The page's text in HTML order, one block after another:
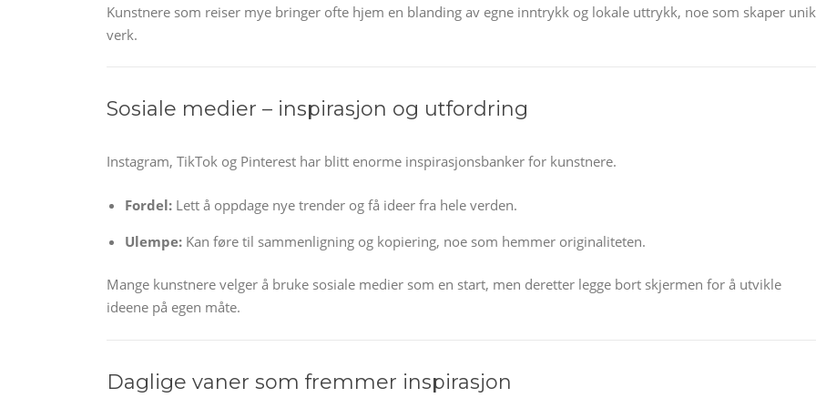
Kunstnere som reiser mye bringer ofte hjem en blanding av egne inntrykk og lokale uttrykk, noe som skaper
verk.
Sosiale medier – inspirasjon og utfordring
Instagram, TikTok og Pinterest har blitt enorme inspirasjonsbanker for kunstnere.
Fordel: Lett å oppdage nye trender og få ideer fra hele verden.
Ulempe: Kan føre til sammenligning og kopiering, noe som hemmer originaliteten.
Mange kunstnere velger å bruke sosiale medier som en start, men deretter legge bort skjermen for å utvikle
ideene på egen måte.
Daglige vaner som fremmer inspirasjon